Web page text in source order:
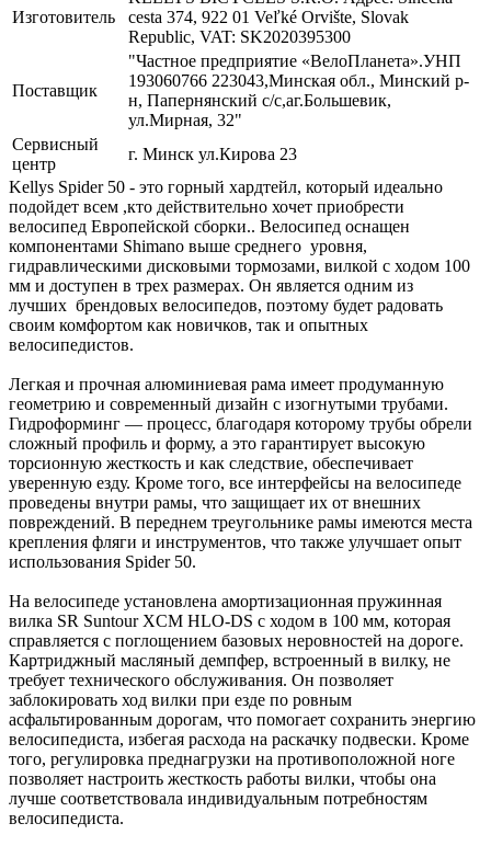
Изготовитель
cesta 374, 922 01 Veľké Orvište, Slovak
Republic, VAT: SK2020395300
Поставщик
"Частное предприятие «ВелоПланета».УНП
193060766 223043,Минская обл., Минский р-
н, Папернянский с/с,аг.Большевик,
ул.Мирная, 32"
Сервисный
центр
г. Минск ул.Кирова 23
Kellys Spider 50 - это горный хардтейл, который идеально
подойдет всем ,кто действительно хочет приобрести
велосипед Европейской сборки.. Велосипед оснащен
компонентами Shimano выше среднего уровня,
гидравлическими дисковыми тормозами, вилкой с ходом 100
мм и доступен в трех размерах. Он является одним из
лучших брендовых велосипедов, поэтому будет радовать
своим комфортом как новичков, так и опытных
велосипедистов.
Легкая и прочная алюминиевая рама имеет продуманную
геометрию и современный дизайн с изогнутыми трубами.
Гидроформинг — процесс, благодаря которому трубы обрели
сложный профиль и форму, а это гарантирует высокую
торсионную жесткость и как следствие, обеспечивает
уверенную езду. Кроме того, все интерфейсы на велосипеде
проведены внутри рамы, что защищает их от внешних
повреждений. В переднем треугольнике рамы имеются места
крепления фляги и инструментов, что также улучшает опыт
использования Spider 50.
На велосипеде установлена амортизационная пружинная
вилка SR Suntour XCM HLO-DS с ходом в 100 мм, которая
справляется с поглощением базовых неровностей на дороге.
Картриджный масляный демпфер, встроенный в вилку, не
требует технического обслуживания. Он позволяет
заблокировать ход вилки при езде по ровным
асфальтированным дорогам, что помогает сохранить энергию
велосипедиста, избегая расхода на раскачку подвески. Кроме
того, регулировка преднагрузки на противоположной ноге
позволяет настроить жесткость работы вилки, чтобы она
лучше соответствовала индивидуальным потребностям
велосипедиста.